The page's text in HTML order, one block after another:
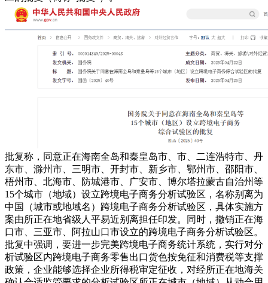
批复称，同意正在海南全岛和秦皇岛市、市、二连浩特市、丹
东市、滁州市、三明市、开封市、新乡市、鄂州市、邵阳市、
梧州市、北海市、防城港市、广安市、博尔塔拉蒙古自治州等
15个城市（地域）设立跨境电子商务分析试验区，名称别离为
中国（城市或地域名）跨境电子商务分析试验区，具体实施方
案由所正在地省级人平易近别离担任印发。同时，撤销正在海
口市、三亚市、阿拉山口市设立的跨境电子商务分析试验区。
批复中强调，要进一步完美跨境电子商务统计系统，实行对分
析试验区内跨境电子商务零售出口货色按免征和消费税等支撑
政策，企业能够选择企业所得税审定征收，对经所正在地海关